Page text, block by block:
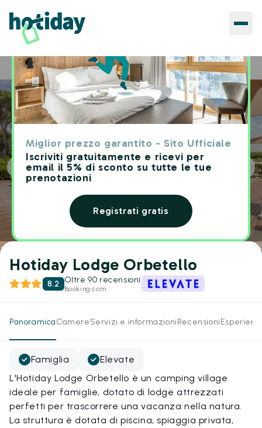
Miglior prezzo garantito - Sito Ufficiale
Iscriviti gratuitamente e ricevi per
email il 5% di sconto su tutte le tue
prenotazioni
Registrati gratis
Home Hotels Hotiday Lodge Orbetello
Hotiday Lodge Orbetello
8.2 Oltre 90 recensioni
Booking.com
PanoramicaCamereServizi e informazioniRecensioni
Famiglia
Elevate
L'Hotiday Lodge Orbetello è un camping village
ideale per famiglie, dotato di lodge attrezzati
perfetti per trascorrere una vacanza nella natura.
La struttura è dotata di piscina, spiaggia privata,